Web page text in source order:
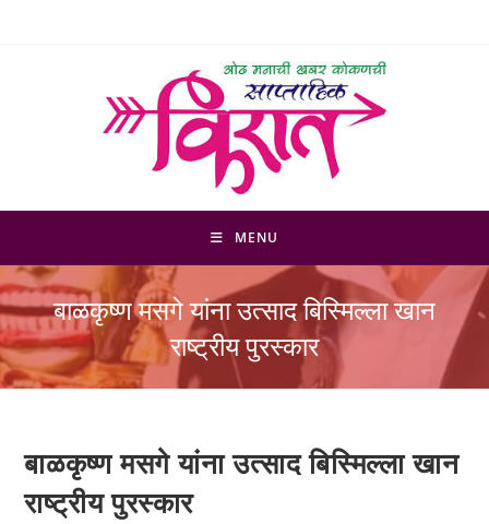
MENU
बाळकृष्ण मसगे यांना उत्साद बिस्मिल्ला खान
राष्ट्रीय पुरस्कार
बाळकृष्ण मसगे यांना उत्साद बिस्मिल्ला खान
राष्ट्रीय पुरस्कार